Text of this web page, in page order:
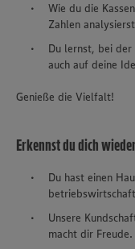
Wie du die
Zahlen
Du lernst, bei
auch auf deine
Genieße die Vielfalt!
Erkennst du dich
Du hast einen
Unsere
macht dir Freude.